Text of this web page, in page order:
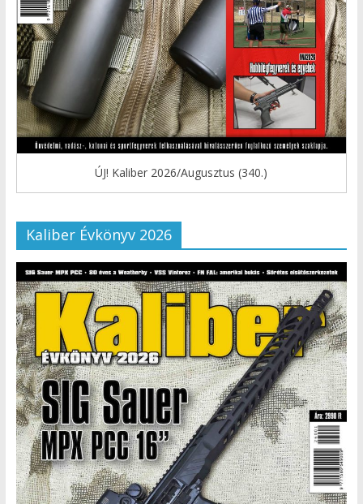
ÚJ! Kaliber 2026/Augusztus (340.)
Kaliber Évkönyv 2026